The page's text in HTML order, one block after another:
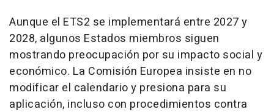
Aunque el ETS2 se implementará entre 2027 y
2028, algunos Estados miembros siguen
mostrando preocupación por su impacto social y
económico. La Comisión Europea insiste en no
modificar el calendario y presiona para su
aplicación, incluso con procedimientos contra